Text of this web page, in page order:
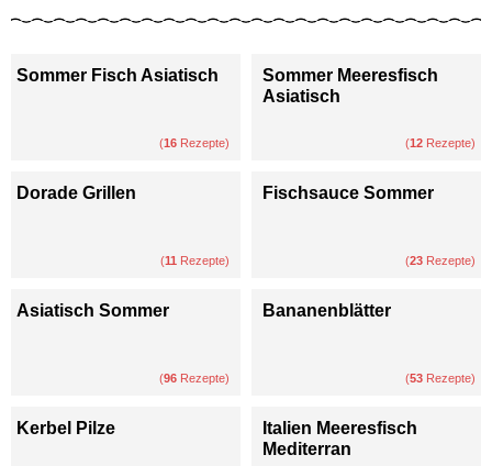
Sommer Fisch Asiatisch
(16 Rezepte)
Sommer Meeresfisch
Asiatisch
(12 Rezepte)
Dorade Grillen
(11 Rezepte)
Fischsauce Sommer
(23 Rezepte)
Asiatisch Sommer
(96 Rezepte)
Bananenblätter
(53 Rezepte)
Kerbel Pilze
Italien Meeresfisch
Mediterran